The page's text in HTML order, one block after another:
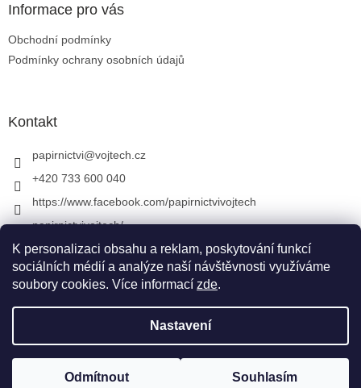
K personalizaci obsahu a reklam, poskytování funkcí
sociálních médií a analýze naší návštěvnosti využíváme
soubory cookies. Více informací zde.
Nastavení
Odmítnout Souhlasím
Informace pro vás
Obchodní podmínky
Podmínky ochrany osobních údajů
Kontakt
papirnictvi@vojtech.cz
+420 733 600 040
https://www.facebook.com/papirnictvivojtech
papirnictvivojtech/
+420 733 600 040
Vytvořil Shoptet&
Papírnictví VojTech
vyhrazena.
Upravit nastavení cookies